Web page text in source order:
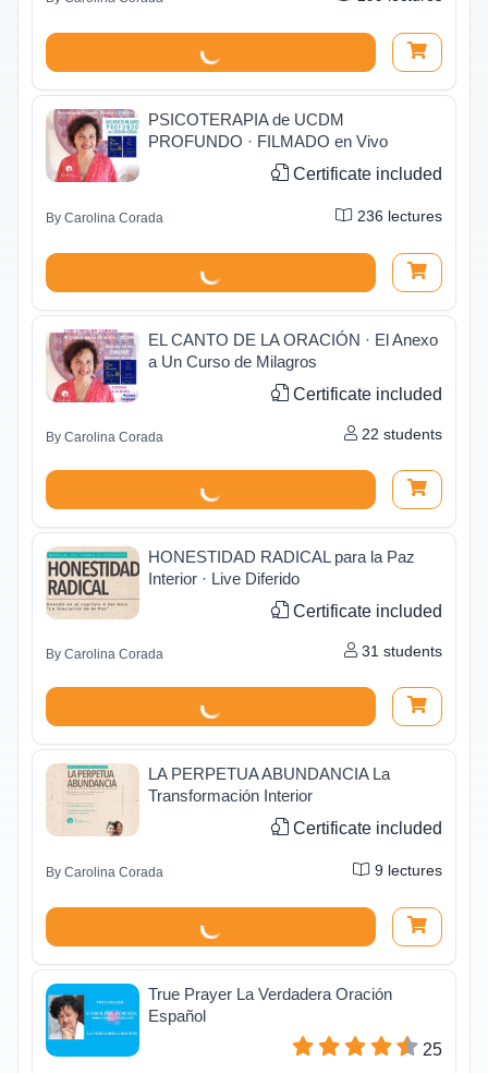
PSICOTERAPIA de UCDM
PROFUNDO · FILMADO en Vivo
Certificate included
By Carolina Corada 236 lectures
EL CANTO DE LA ORACIÓN · El Anexo
a Un Curso de Milagros
Certificate included
By Carolina Corada 22 students
HONESTIDAD RADICAL para la Paz
Interior · Live Diferido
Certificate included
By Carolina Corada 31 students
LA PERPETUA ABUNDANCIA La
Transformación Interior
Certificate included
By Carolina Corada 9 lectures
True Prayer La Verdadera Oración
Español
25